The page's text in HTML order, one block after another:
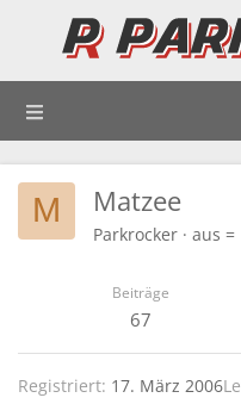
M Matzee
Parkrocker · aus =
Beiträge
67
Registriert 17. März 2006